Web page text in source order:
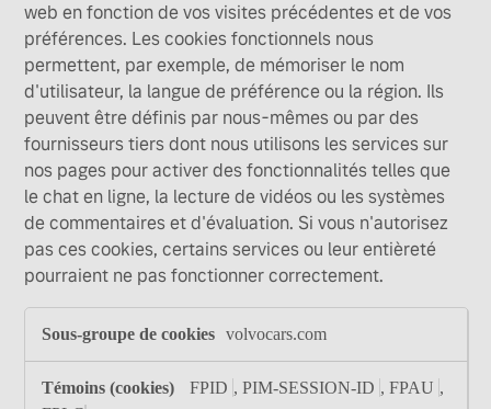
web en fonction de vos visites précédentes et de vos
préférences. Les cookies fonctionnels nous
permettent, par exemple, de mémoriser le nom
d'utilisateur, la langue de préférence ou la région. Ils
peuvent être définis par nous-mêmes ou par des
fournisseurs tiers dont nous utilisons les services sur
nos pages pour activer des fonctionnalités telles que
le chat en ligne, la lecture de vidéos ou les systèmes
de commentaires et d'évaluation. Si vous n'autorisez
pas ces cookies, certains services ou leur entièreté
pourraient ne pas fonctionner correctement.
Témoins
fonctionnels
volvocars.com
FPID ,PIM-SESSION-ID ,FPAU ,